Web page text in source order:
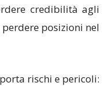
credibilità agli
posizioni nel
rischi e pericoli: